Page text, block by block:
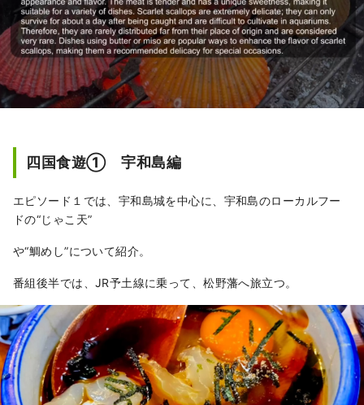
四国食遊① 宇和島編
エピソード１では、宇和島城を中心に、宇和島のローカルフー
ドの“じゃこ天”
や“鯛めし”について紹介。
番組後半では、JR予土線に乗って、松野藩へ旅立つ。